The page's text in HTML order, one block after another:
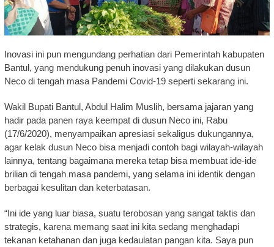
Inovasi ini pun mengundang perhatian dari Pemerintah kabupaten
Bantul, yang mendukung penuh inovasi yang dilakukan dusun
Neco di tengah masa Pandemi Covid-19 seperti sekarang ini.
Wakil Bupati Bantul, Abdul Halim Muslih, bersama jajaran yang
hadir pada panen raya keempat di dusun Neco ini, Rabu
(17/6/2020), menyampaikan apresiasi sekaligus dukungannya,
agar kelak dusun Neco bisa menjadi contoh bagi wilayah-wilayah
lainnya, tentang bagaimana mereka tetap bisa membuat ide-ide
brilian di tengah masa pandemi, yang selama ini identik dengan
berbagai kesulitan dan keterbatasan.
“Ini ide yang luar biasa, suatu terobosan yang sangat taktis dan
strategis, karena memang saat ini kita sedang menghadapi
tekanan ketahanan dan juga kedaulatan pangan kita. Saya pun